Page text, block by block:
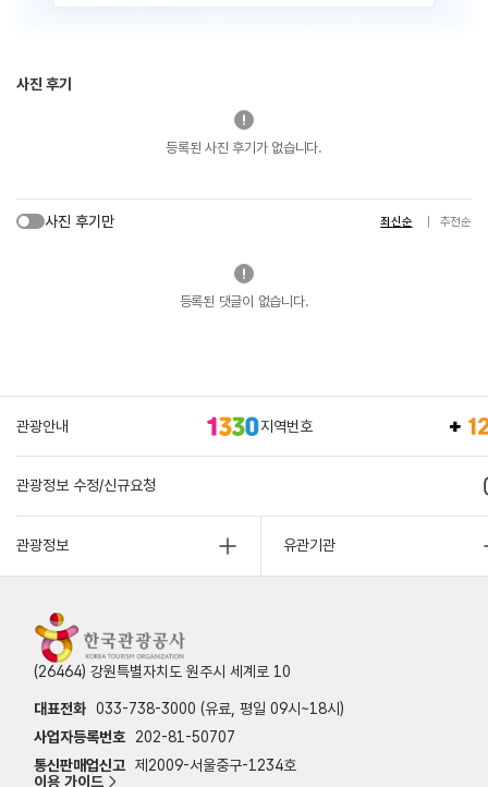
사진 후기
등록된 사진 후기가 없습니다.
사진 후기만 최신순 추천순
등록된 댓글이 없습니다.
관광안내 지역번호
관광정보 수정/신규요청
관광정보 유관기관
(26464) 강원특별자치도 원주시 세계로 10
대표전화 033-738-3000 (유료, 평일 09시~18시)
사업자등록번호
202-81-50707
통신판매업신고 제2009-서울중구-1234호
이용 가이드